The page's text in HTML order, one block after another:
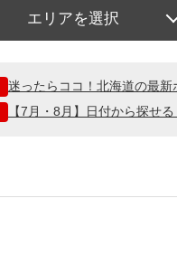
エリアを選択
迷ったらココ！北海道の最
【7月・8月】日付から探せ